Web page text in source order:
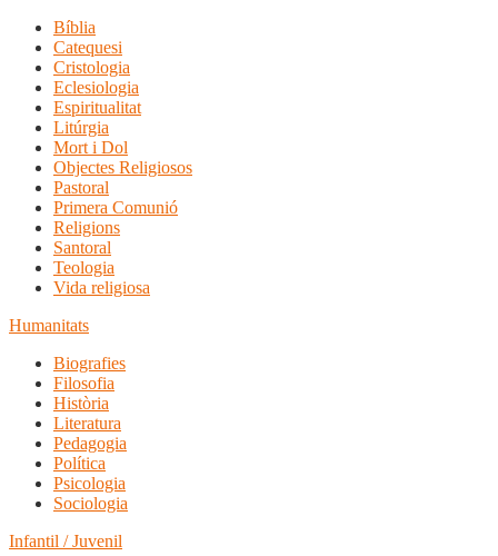
Bíblia
Catequesi
Cristologia
Eclesiologia
Espiritualitat
Litúrgia
Mort i Dol
Objectes Religiosos
Pastoral
Primera Comunió
Religions
Santoral
Teologia
Vida religiosa
Humanitats
Biografies
Filosofia
Història
Literatura
Pedagogia
Política
Psicologia
Sociologia
Infantil / Juvenil